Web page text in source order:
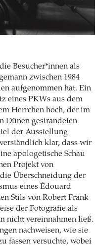
Besucher*innen als
zwischen 1984
aufgenommen hat. Ein
eines PKWs aus dem
Herrchen hoch, der im
Dünen gestrandeten
der Ausstellung
klar, dass wir
apologetische Schau
Projekt von
Überschneidung der
eines Édouard
Stils von Robert Frank
der Fotografie als
nicht vereinnahmen ließ.
nachweisen, wie sie
fassen versuchte, wobei